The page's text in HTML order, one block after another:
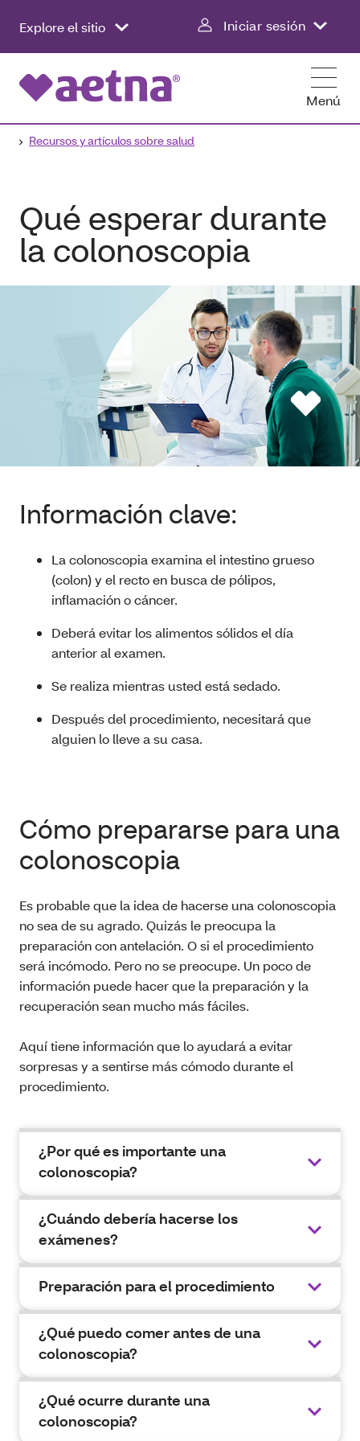
Explore el sitio Iniciar sesión
Menú
Recursos y artículos sobre salud
Qué esperar durante
la colonoscopia
Información clave:
La colonoscopia examina el intestino grueso
(colon) y el recto en busca de pólipos,
inflamación o cáncer.
Deberá evitar los alimentos sólidos el día
anterior al examen.
Se realiza mientras usted está sedado.
Después del procedimiento, necesitará que
alguien lo lleve a su casa.
Cómo prepararse para una
colonoscopia
Es probable que la idea de hacerse una colonoscopia
no sea de su agrado. Quizás le preocupa la
preparación con antelación. O si el procedimiento
será incómodo. Pero no se preocupe. Un poco de
información puede hacer que la preparación y la
recuperación sean mucho más fáciles.
Aquí tiene información que lo ayudará a evitar
sorpresas y a sentirse más cómodo durante el
procedimiento.
¿Por qué es importante una
colonoscopia?
¿Cuándo debería hacerse los
exámenes?
Preparación para el procedimiento
¿Qué puedo comer antes de una
colonoscopia?
¿Qué ocurre durante una
colonoscopia?